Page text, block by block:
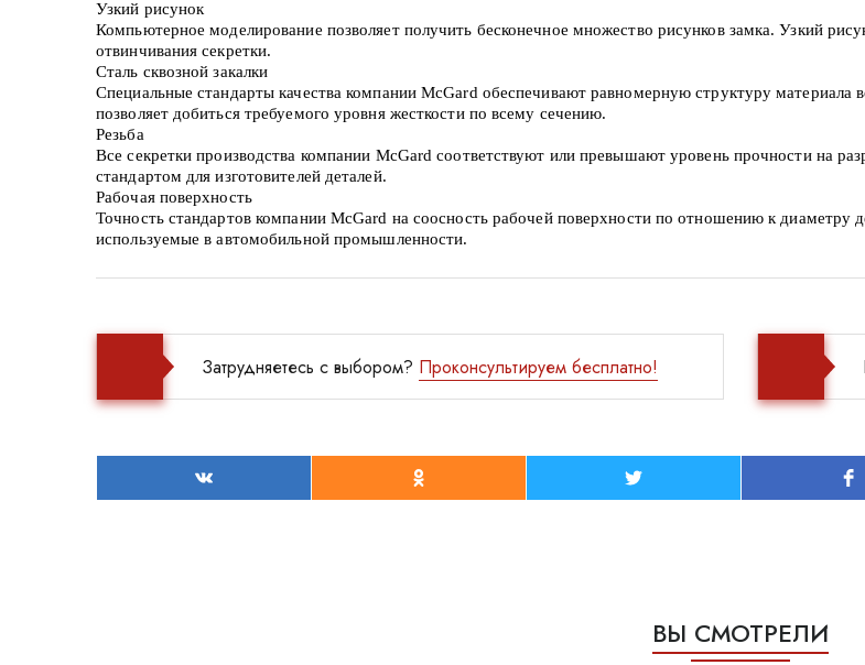
Узкий рисунок
Компьютерное моделирование позволяет получить бесконечное множество рисунков замка. Узкий
отвинчивания секретки.
Сталь сквозной закалки
Специальные стандарты качества компании McGard обеспечивают равномерную структуру материала
позволяет добиться требуемого уровня жесткости по всему сечению.
Резьба
Все секретки производства компании McGard соответствуют или превышают уровень прочности на
стандартом для изготовителей деталей.
Рабочая поверхность
Точность стандартов компании McGard на соосность рабочей поверхности по отношению к диаметру
используемые в автомобильной промышленности.
Затрудняетесь с выбором? Проконсультируем бесплатно!
ВЫ СМОТРЕЛИ